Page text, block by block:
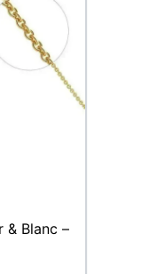
& Blanc –